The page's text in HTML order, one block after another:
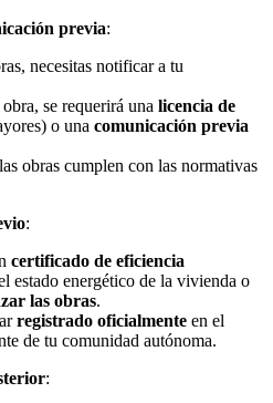
previa:
necesitas notificar a tu
se requerirá una licencia de
o una comunicación previa
obras cumplen con las normativas
:
certificado de eficiencia
estado energético de la vivienda o
las obras.
registrado oficialmente en el
de tu comunidad autónoma.
: